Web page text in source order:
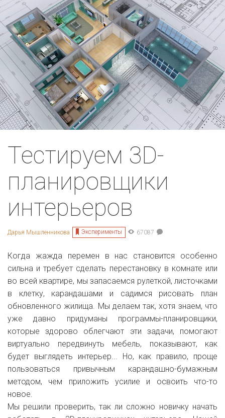
Тестируем 3D-
планировщики
интерьеров
Дарья Мышленникова Эксперименты 67087
Когда жажда перемен в нас становится особенно
сильна и требует сделать перестановку в комнате или
во всей квартире, мы запасаемся рулеткой, листочками
в клетку, карандашами и садимся рисовать план
обновленного жилища. Мы делаем так, хотя знаем, что
уже давно придуманы программы-планировщики,
которые здорово облегчают эти задачи, помогают
виртуально передвинуть мебель, показывают, как
будет выглядеть интерьер... Но, как правило, проще
пользоваться привычным карандашно-бумажным
методом, чем приложить усилие и освоить что-то
новое.
Мы решили проверить, так ли сложно новичку начать